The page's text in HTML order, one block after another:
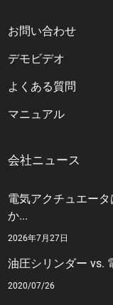
お問い合わせ
デモビデオ
よくある質問
マニュアル
会社ニュース
電気アクチュエー
か...
2026年7月27日
油圧シリンダー vs.
2020/07/26